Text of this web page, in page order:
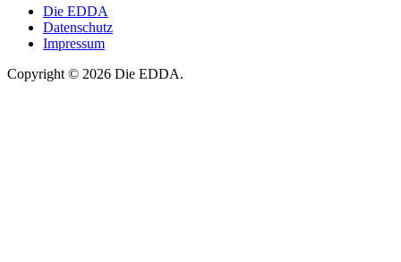
Die EDDA
Datenschutz
Impressum
Copyright © 2026 Die EDDA.